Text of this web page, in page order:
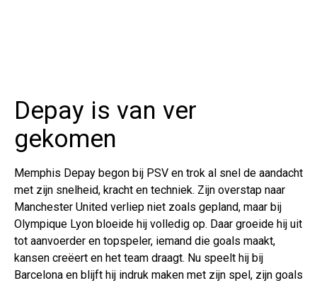
Depay is van ver
gekomen
Memphis Depay begon bij PSV en trok al snel de aandacht
met zijn snelheid, kracht en techniek. Zijn overstap naar
Manchester United verliep niet zoals gepland, maar bij
Olympique Lyon bloeide hij volledig op. Daar groeide hij uit
tot aanvoerder en topspeler, iemand die goals maakt,
kansen creëert en het team draagt. Nu speelt hij bij
Barcelona en blijft hij indruk maken met zijn spel, zijn goals